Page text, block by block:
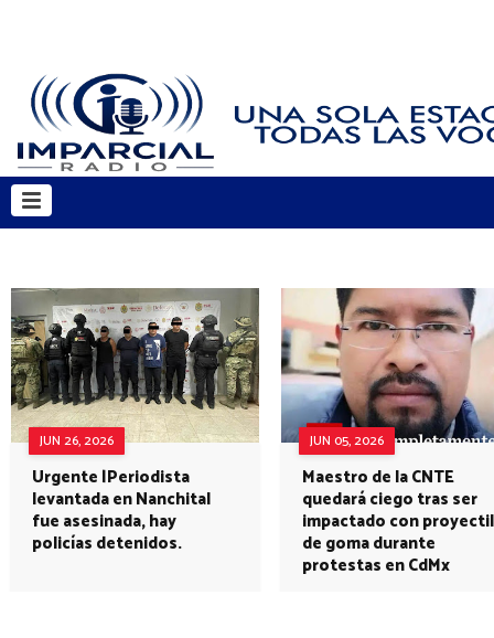
JUN 26, 2026
Urgente |Periodista
levantada en Nanchital
fue asesinada, hay
policías detenidos.
JUN 05, 2026
Maestro de la CNTE
quedará ciego tras ser
impactado con proyectil
de goma durante
protestas en CdMx